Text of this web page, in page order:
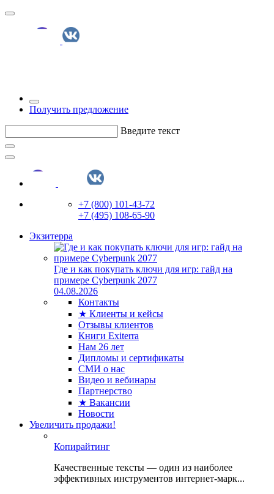
Получить предложение
Введите текст
+7 (800) 101-43-72
+7 (495) 108-65-90
Экзитерра
Где и как покупать ключи для игр: гайд на
примере Cyberpunk 2077
04.08.2026
Контакты
★ Клиенты и кейсы
Отзывы клиентов
Книги Exiterra
Нам 26 лет
Дипломы и сертификаты
СМИ о нас
Видео и вебинары
Партнерство
★ Вакансии
Новости
Увеличить продажи!
Копирайтинг
Качественные тексты — один из наиболее
эффективных инструментов интернет-марк...